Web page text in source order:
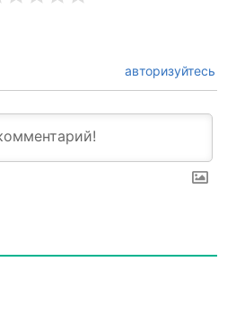
авторизуйтесь